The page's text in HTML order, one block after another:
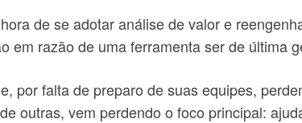
de se adotar análise de valor e
em razão de uma ferramenta ser de última
por falta de preparo de suas equipes,
outras, vem perdendo o foco principal: